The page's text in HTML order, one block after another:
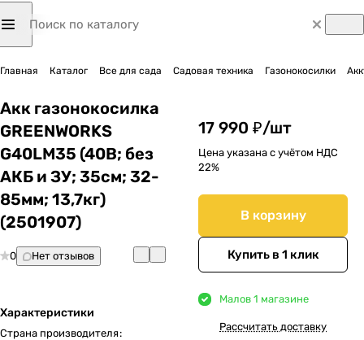
Главная Каталог Все для сада Садовая техника Газонокосилки
Акк газонокосилка
GREENWORKS
G40LM35 (40В; без
АКБ и ЗУ; 35cм; 32-
85мм; 13,7кг)
(2501907)
0 Нет отзывов
Характеристики
Страна производителя:
17 990 ₽/шт
Цена указана с учётом НДС
22%
В корзину
Купить в 1 клик
Малов 1 магазине
Рассчитать доставку